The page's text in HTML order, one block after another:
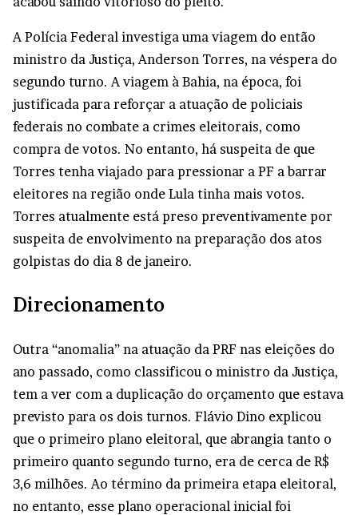
A Polícia Federal investiga uma viagem do então
ministro da Justiça, Anderson Torres, na véspera do
segundo turno. A viagem à Bahia, na época, foi
justificada para reforçar a atuação de policiais
federais no combate a crimes eleitorais, como
compra de votos. No entanto, há suspeita de que
Torres tenha viajado para pressionar a PF a barrar
eleitores na região onde Lula tinha mais votos.
Torres atualmente está preso preventivamente por
suspeita de envolvimento na preparação dos atos
golpistas do dia 8 de janeiro.
Direcionamento
Outra “anomalia” na atuação da PRF nas eleições do
ano passado, como classificou o ministro da Justiça,
tem a ver com a duplicação do orçamento que estava
previsto para os dois turnos. Flávio Dino explicou
que o primeiro plano eleitoral, que abrangia tanto o
primeiro quanto segundo turno, era de cerca de R$
3,6 milhões. Ao término da primeira etapa eleitoral,
no entanto, esse plano operacional inicial foi